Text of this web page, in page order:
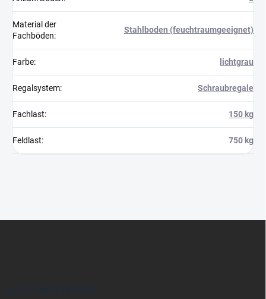
Material der
Fachböden:
Stahlboden (feuchtraumgeeignet)
Farbe: lichtgrau
Regalsystem: Schraubregale
Fachlast: 150 kg
Feldlast: 750 kg
ALLES ÜBER REGALE